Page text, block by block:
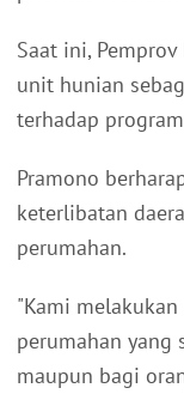
Saat ini,
unit hunian
terhadap
Pramono
keterlibatan
perumahan.
"Kami
perumahan yang
maupun bagi